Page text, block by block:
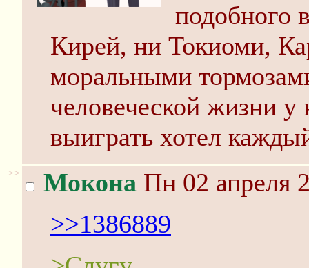
подобного
Кирей, ни Токиоми,
моральными
человеческой жизни
выиграть хотел
>> Мокона Пн 02 апреля
>>1386889